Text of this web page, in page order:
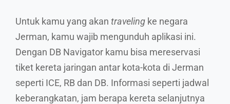
Untuk kamu yang akan traveling ke negara
Jerman, kamu wajib mengunduh aplikasi ini.
Dengan DB Navigator kamu bisa mereservasi
tiket kereta jaringan antar kota-kota di Jerman
seperti ICE, RB dan DB. Informasi seperti jadwal
keberangkatan, jam berapa kereta selanjutnya